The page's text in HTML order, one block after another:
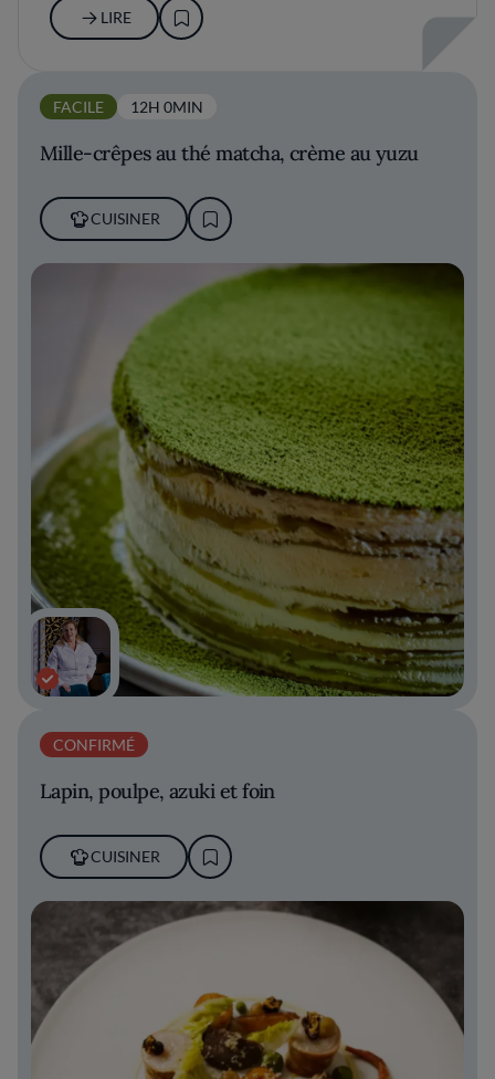
LIRE
FACILE 12H 0MIN
Mille-crêpes au thé matcha, crème au yuzu
CUISINER
CONFIRMÉ
Lapin, poulpe, azuki et foin
CUISINER